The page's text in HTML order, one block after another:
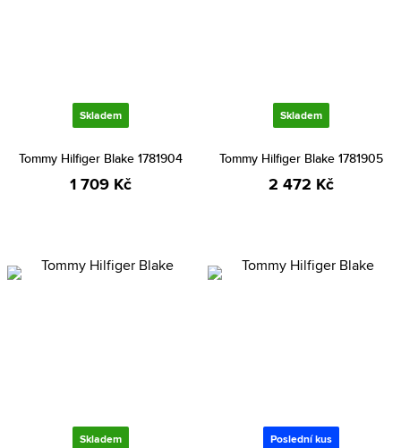
Skladem
Tommy Hilfiger Blake 1781904
1 709 Kč
Skladem
Tommy Hilfiger Blake 1781905
2 472 Kč
Skladem Poslední kus